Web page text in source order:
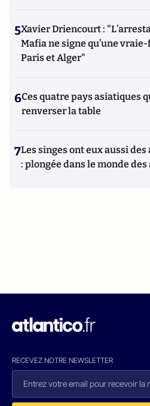
5Xavier Driencourt :
Mafia ne signe qu’une
Paris et Alger"
6Ces quatre pays asiatiques
renverser la table
7Les singes ont eux aussi
: plongée dans le monde
RECEVEZ NOTRE NEWSLETTER